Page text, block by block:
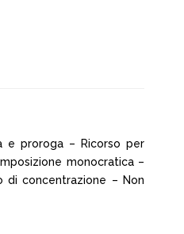
e proroga – Ricorso per
monocratica –
di concentrazione – Non